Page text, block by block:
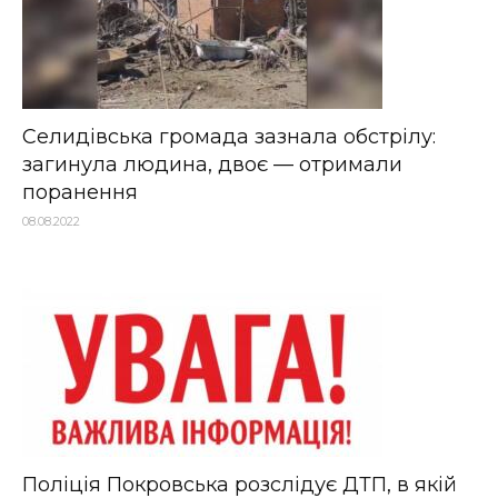
Селидівська громада зазнала обстрілу:
загинула людина, двоє — отримали
поранення
08.08.2022
Поліція Покровська розслідує ДТП, в якій